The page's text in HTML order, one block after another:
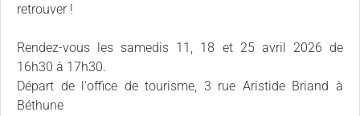
retrouver !
Rendez-vous les samedis 11, 18 et 25 avril 2026 de
16h30 à 17h30.
Départ de l'office de tourisme, 3 rue Aristide Briand à
Béthune